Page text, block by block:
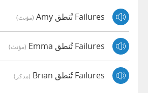
Failures تُنطق Amy (مؤنث)
Failures تُنطق Emma (مؤنث)
Failures تُنطق Brian (مذكر)